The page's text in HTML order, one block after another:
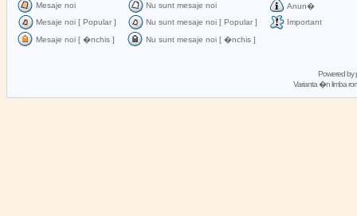
Mesaje noi Nu sunt mesaje noi
Anun�
Mesaje noi [ Popular ]
Nu sunt mesaje noi [ Popular ]
Important
Mesaje noi [ �nchis ]
Nu sunt mesaje noi [ �nchis ]
Powered by
Varianta �n limba